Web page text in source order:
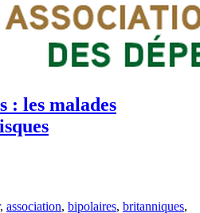
: les malades
, association, bipolaires, britanniques,